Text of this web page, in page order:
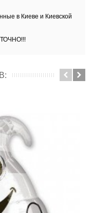
в Киеве и Киевской